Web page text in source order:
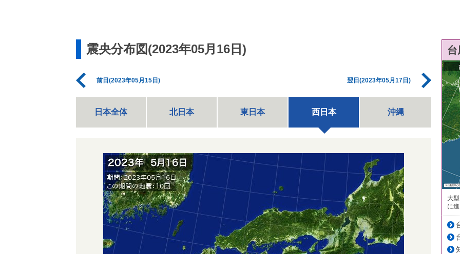
震央分布図(2023年05月16日)
前日(2023年05月15日) 翌日(2023年05月17日)
日本全体 北日本 東日本 西日本 沖縄
大
に